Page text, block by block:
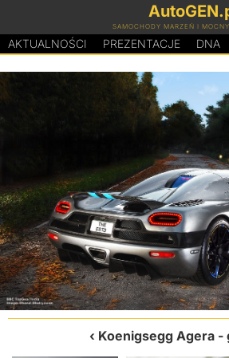
SAMOCHODY MARZEŃ I
AKTUALNOŚCI PREZENTACJE DNA
Koenigsegg Agera-